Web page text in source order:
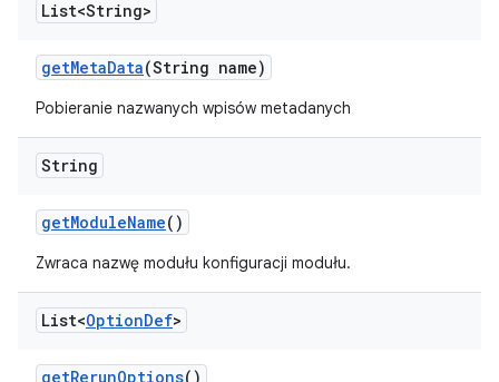
List<String>
getMetaData(String name)
Pobieranie nazwanych wpisów metadanych
String
getModuleName()
Zwraca nazwę modułu konfiguracji modułu.
List<OptionDef>
getRerunOptions()